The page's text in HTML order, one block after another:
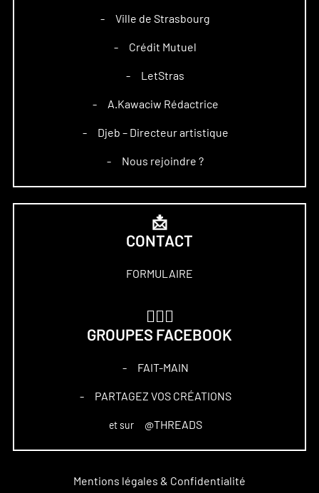
– Ville de Strasbourg
– Crédit Mutuel
– LetStras
– A.Kawaciw Rédactrice
– Djeb – Directeur artistique
– Nous rejoindre ?
📩
CONTACT
FORMULAIRE
GROUPES FACEBOOK
– FAIT-MAIN
– PARTAGEZ VOS CRÉATIONS
et sur @THREADS
Mentions légales & Confidentialité